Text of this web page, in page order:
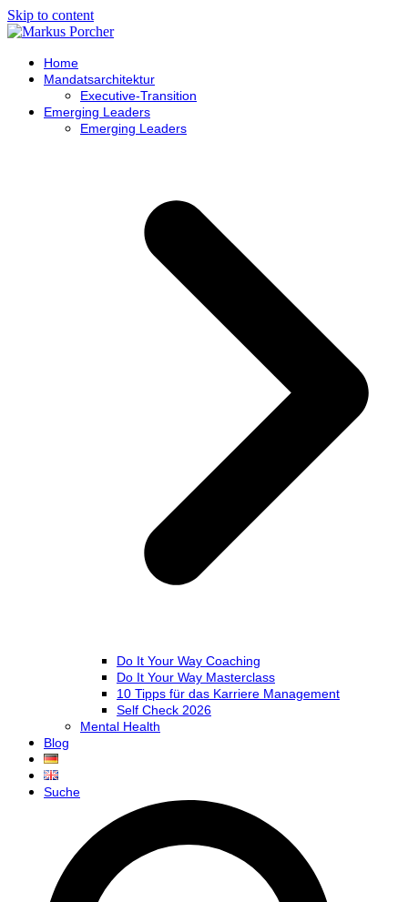
Skip to content
Home
Mandatsarchitektur
Executive-Transition
Emerging Leaders
Emerging Leaders
Do It Your Way Coaching
Do It Your Way Masterclass
10 Tipps für das Karriere Management
Self Check 2026
Mental Health
Blog
Suche